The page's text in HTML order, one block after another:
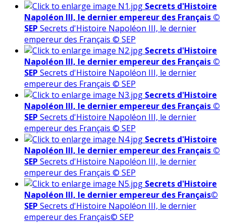
Secrets d'Histoire
Napoléon III, le dernier empereur des Français ©
SEP Secrets d'Histoire Napoléon III, le dernier
empereur des Français © SEP
Secrets d'Histoire
Napoléon III, le dernier empereur des Français ©
SEP Secrets d'Histoire Napoléon III, le dernier
empereur des Français © SEP
Secrets d'Histoire
Napoléon III, le dernier empereur des Français ©
SEP Secrets d'Histoire Napoléon III, le dernier
empereur des Français © SEP
Secrets d'Histoire
Napoléon III, le dernier empereur des Français ©
SEP Secrets d'Histoire Napoléon III, le dernier
empereur des Français © SEP
Secrets d'Histoire
Napoléon III, le dernier empereur des Français©
SEP Secrets d'Histoire Napoléon III, le dernier
empereur des Français© SEP